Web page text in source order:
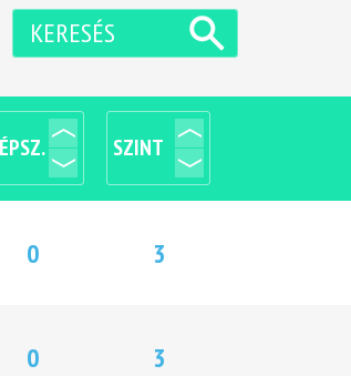
KERESÉS
SZINT
0 3
0 3